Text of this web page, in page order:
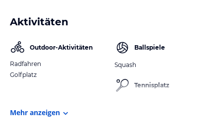
Aktivitäten
Outdoor-Aktivitäten
Radfahren
Golfplatz
Ballspiele
Squash
Tennisplatz
Mehr anzeigen